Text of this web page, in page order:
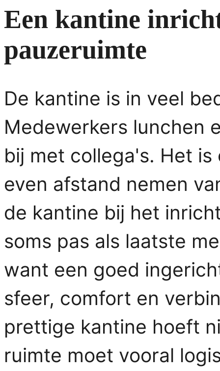
Een kantine
pauzeruimte
De kantine is in veel
Medewerkers lunchen
bij met collega's. Het
even afstand nemen
de kantine bij het
soms pas als laatste
want een goed
sfeer, comfort en
prettige kantine hoeft
ruimte moet vooral